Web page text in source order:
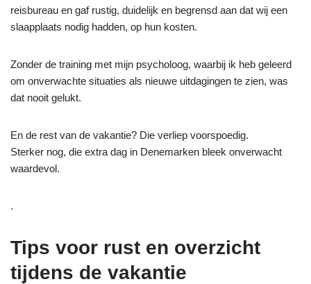
reisbureau en gaf rustig, duidelijk en begrensd aan dat wij een
slaapplaats nodig hadden, op hun kosten.
Zonder de training met mijn psycholoog, waarbij ik heb geleerd
om onverwachte situaties als nieuwe uitdagingen te zien, was
dat nooit gelukt.
En de rest van de vakantie? Die verliep voorspoedig.
Sterker nog, die extra dag in Denemarken bleek onverwacht
waardevol.
.
Tips voor rust en overzicht
tijdens de vakantie